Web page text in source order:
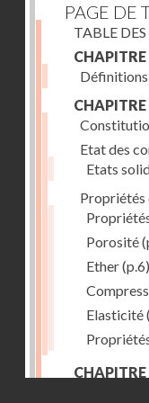
PAGE DE
TABLE
CHAPITRE
Etat des
Etats
Propriétés
Porosité
Ether(p.6)
Elasticité